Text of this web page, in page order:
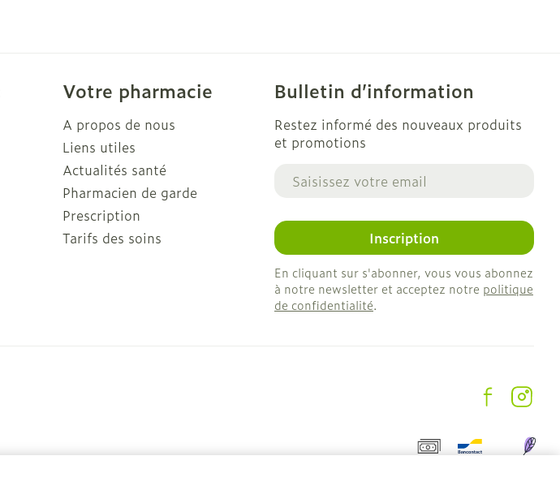
Votre pharmacie
A propos de nous
Liens utiles
Actualités santé
Pharmacien de garde
Prescription
Tarifs des soins
Bulletin d’information
Restez informé des nouveaux produits
et promotions
Adresse mail
Inscription
En cliquant sur s'abonner, vous vous abonnez
à notre newsletter et acceptez notre politique
de confidentialité.